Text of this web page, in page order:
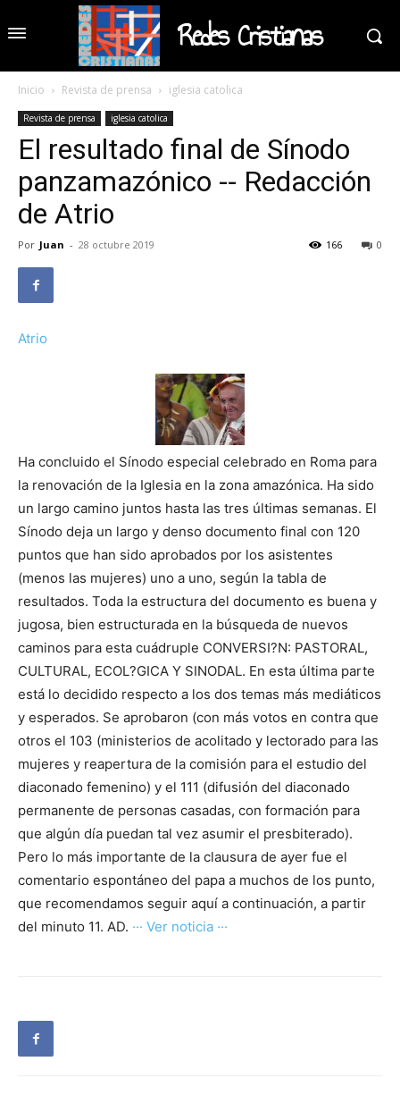
Redes Cristianas
Inicio Revista de prensa iglesia catolica
Revista de prensa iglesia catolica
El resultado final de Sínodo
panzamazónico -- Redacción
de Atrio
Por Juan - 28 octubre 2019 0
166
Atrio
Ha concluido el Sínodo especial celebrado en Roma para
la renovación de la Iglesia en la zona amazónica. Ha sido
un largo camino juntos hasta las tres últimas semanas. El
Sínodo deja un largo y denso documento final con 120
puntos que han sido aprobados por los asistentes
(menos las mujeres) uno a uno, según la tabla de
resultados. Toda la estructura del documento es buena y
jugosa, bien estructurada en la búsqueda de nuevos
caminos para esta cuádruple CONVERSI?N: PASTORAL,
CULTURAL, ECOL?GICA Y SINODAL. En esta última parte
está lo decidido respecto a los dos temas más mediáticos
y esperados. Se aprobaron (con más votos en contra que
otros el 103 (ministerios de acolitado y lectorado para las
mujeres y reapertura de la comisión para el estudio del
diaconado femenino) y el 111 (difusión del diaconado
permanente de personas casadas, con formación para
que algún día puedan tal vez asumir el presbiterado).
Pero lo más importante de la clausura de ayer fue el
comentario espontáneo del papa a muchos de los punto,
que recomendamos seguir aquí a continuación, a partir
del minuto 11. AD. ··· Ver noticia ···